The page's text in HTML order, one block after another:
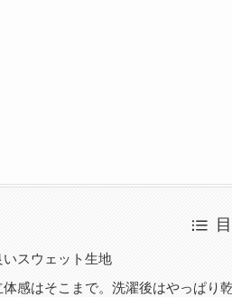
スウェット生地
感はそこまで。洗濯後はやっぱり乾